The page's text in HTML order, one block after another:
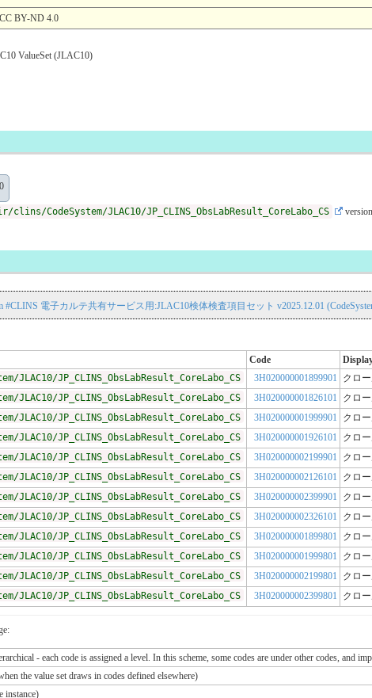
BY-ND 4.0
ValueSet (JLAC10)
CodeSystem/JLAC10/JP_CLINS_ObsLabResult_CoreLabo_CS
#CLINS 電子カルテ共有サービス用:JLAC10検体検査項目セット v2025.12.01
Code
JP_CLINS_ObsLabResult_CoreLabo_CS
3H020000001899901
クロ
JP_CLINS_ObsLabResult_CoreLabo_CS
3H020000001826101
クロ
JP_CLINS_ObsLabResult_CoreLabo_CS
3H020000001999901
クロ
JP_CLINS_ObsLabResult_CoreLabo_CS
3H020000001926101
クロ
JP_CLINS_ObsLabResult_CoreLabo_CS
3H020000002199901
クロ
JP_CLINS_ObsLabResult_CoreLabo_CS
3H020000002126101
クロ
JP_CLINS_ObsLabResult_CoreLabo_CS
3H020000002399901
クロ
JP_CLINS_ObsLabResult_CoreLabo_CS
3H020000002326101
クロ
JP_CLINS_ObsLabResult_CoreLabo_CS
3H020000001899801
クロ
JP_CLINS_ObsLabResult_CoreLabo_CS
3H020000001999801
クロ
JP_CLINS_ObsLabResult_CoreLabo_CS
3H020000002199801
クロ
JP_CLINS_ObsLabResult_CoreLabo_CS
3H020000002399801 クロ
- each code is assigned a level. In this scheme, some codes are under other codes, and
the value set draws in codes defined elsewhere)
instance)